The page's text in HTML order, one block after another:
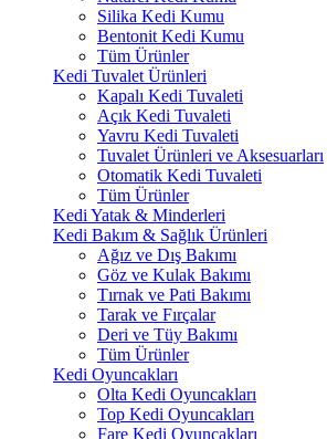
Silika Kedi Kumu
Bentonit Kedi Kumu
Tüm Ürünler
Kedi Tuvalet Ürünleri
Kapalı Kedi Tuvaleti
Açık Kedi Tuvaleti
Yavru Kedi Tuvaleti
Tuvalet Ürünleri ve Aksesuarları
Otomatik Kedi Tuvaleti
Tüm Ürünler
Kedi Yatak & Minderleri
Kedi Bakım & Sağlık Ürünleri
Ağız ve Dış Bakımı
Göz ve Kulak Bakımı
Tırnak ve Pati Bakımı
Tarak ve Fırçalar
Deri ve Tüy Bakımı
Tüm Ürünler
Kedi Oyuncakları
Olta Kedi Oyuncakları
Top Kedi Oyuncakları
Fare Kedi Oyuncakları